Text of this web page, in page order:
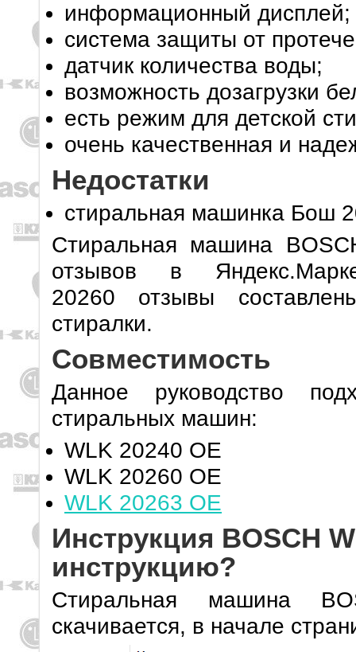
информационный дисплей;
система защиты от
датчик количества воды;
возможность дозагрузки
есть режим для детской
очень качественная и
Недостатки
стиральная машинка Бош
Стиральная машина
отзывов в
20260 отзывы
стиралки.
Совместимость
Данное руководство
стиральных машин:
WLK 20240 OE
WLK 20260 OE
WLK 20263 OE
Инструкция BOSCH
инструкцию?
Стиральная машина
скачивается, в начале